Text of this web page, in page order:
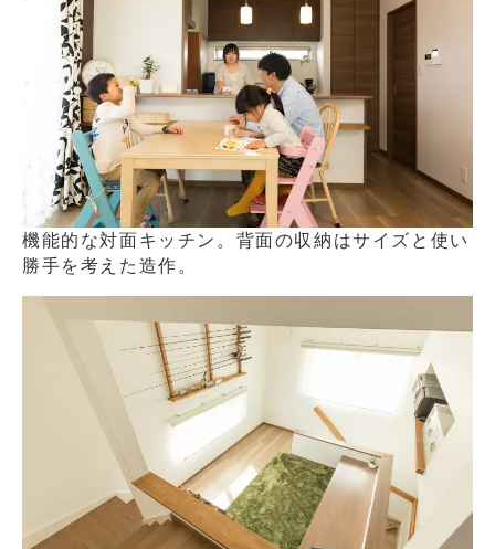
機能的な対面キッチン。背面の収納はサイズと使い
勝手を考えた造作。